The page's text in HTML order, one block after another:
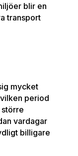
blir en
transport
mycket
period
större
vardagar
billigare